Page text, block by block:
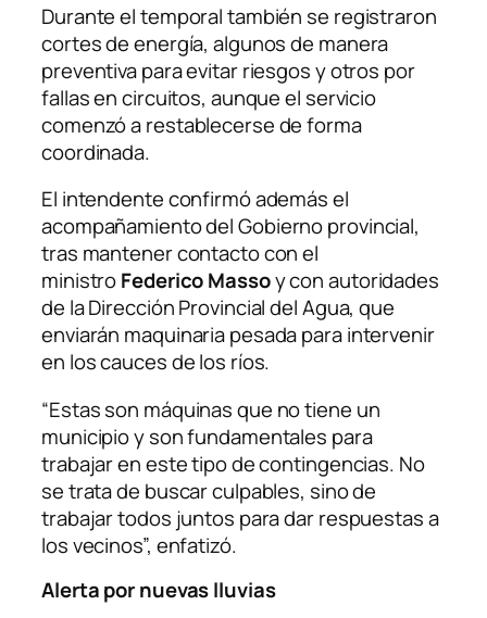
Durante el temporal también se registraron
cortes de energía, algunos de manera
preventiva para evitar riesgos y otros por
fallas en circuitos, aunque el servicio
comenzó a restablecerse de forma
coordinada.
El intendente confirmó además el
acompañamiento del Gobierno provincial,
tras mantener contacto con el
ministroFederico Massoy con autoridades
de la Dirección Provincial del Agua, que
enviarán maquinaria pesada para intervenir
en los cauces de los ríos.
“Estas son máquinas que no tiene un
municipio y son fundamentales para
trabajar en este tipo de contingencias. No
se trata de buscar culpables, sino de
trabajar todos juntos para dar respuestas a
los vecinos”, enfatizó.
Alerta por nuevas lluvias